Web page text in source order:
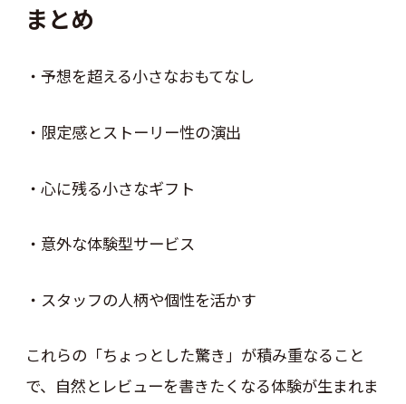
まとめ
・予想を超える小さなおもてなし
・限定感とストーリー性の演出
・心に残る小さなギフト
・意外な体験型サービス
・スタッフの人柄や個性を活かす
これらの「ちょっとした驚き」が積み重なること
で、自然とレビューを書きたくなる体験が生まれま